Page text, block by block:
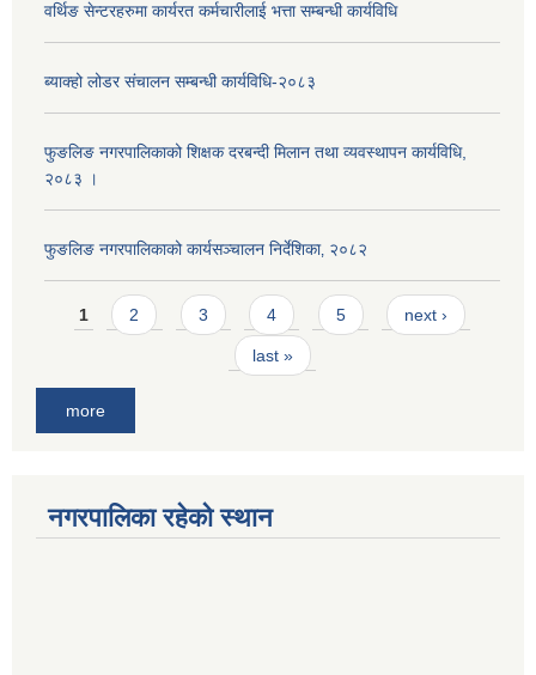
वर्थिङ सेन्टरहरुमा कार्यरत कर्मचारीलाई भत्ता सम्बन्धी कार्यविधि
ब्याक्हो लोडर संचालन सम्बन्धी कार्यविधि-२०८३
फुङलिङ नगरपालिकाको शिक्षक दरबन्दी मिलान तथा व्यवस्थापन कार्यविधि,
२०८३ ।
फुङलिङ नगरपालिकाको कार्यसञ्चालन निर्देशिका‚ २०८२
Pages
1 2 3 4 5 next ›
last »
more
नगरपालिका रहेको स्थान